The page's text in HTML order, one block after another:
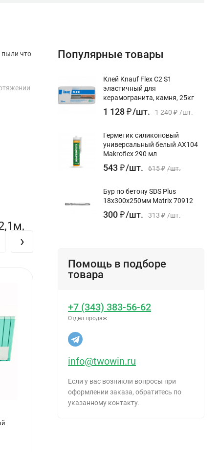
пыли что
›
Популярные товары
Клей Knauf Flex С2 S1
эластичный для
керамогранита, камня, 25кг
1 128₽/шт. 1 240₽ /шт.
Герметик силиконовый
универсальный белый AX104
Makroflex 290 мл
543₽/шт. 615₽ /шт.
Бур по бетону SDS Plus
18x300х250мм Matrix 70912
300₽/шт. 313₽ /шт.
Помощь в подборе
товара
+7 (343) 383-56-62
Отдел продаж
info@twowin.ru
Если у вас возникли вопросы при
оформлении заказа, обратитесь по
указанному контакту.